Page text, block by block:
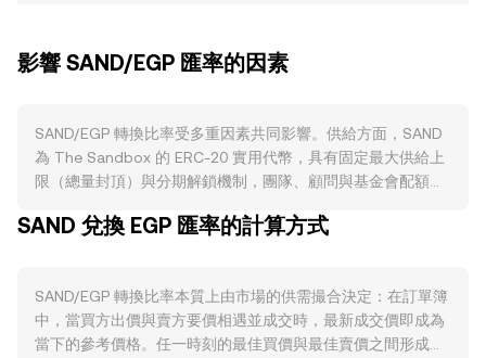
影響 SAND/EGP 匯率的因素
SAND/EGP 轉換比率受多重因素共同影響。供給方面，SAND
為 The Sandbox 的 ERC‑20 實用代幣，具有固定最大供給上
限（總量封頂）與分期解鎖機制，團隊、顧問與基金會配額的
流動性挖礦會在不同鏈上鎖定部分 SAND，暫時減少可流通數
包括土地（LAND）與化身等 NFT 交易、品牌合作活動、創作
者工具（如 VoxEdit、Game Maker）帶動的上鏈資產鑄造與
市場交易，以及治理參與與遊戲內消耗場景，這些都會提升對
SAND 兌換 EGP 匯率的計算方式
SAND/EGP 轉換比率本質上由市場的供需撮合決定：在訂單簿
中，當買方出價與賣方要價相遇並成交時，最新成交價即成為
當下的參考價格。任一時刻的最佳買價與最佳賣價之間形成點